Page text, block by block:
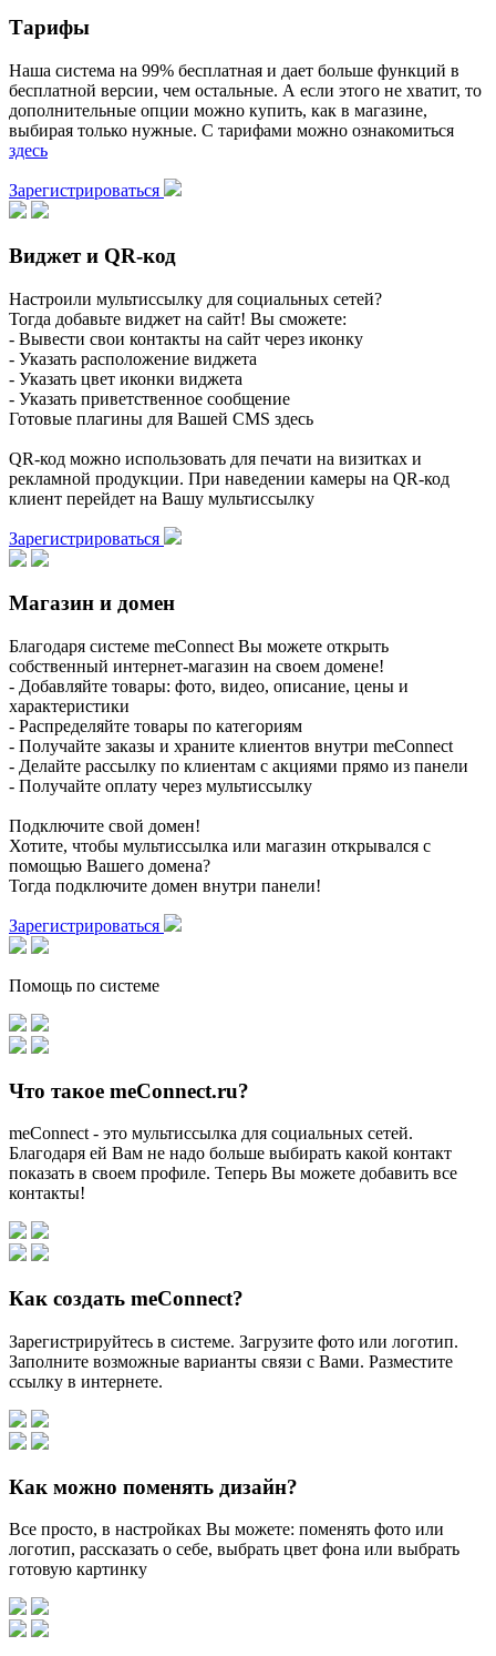
Тарифы
Наша система на 99% бесплатная и дает больше функций в
бесплатной версии, чем остальные. А если этого не хватит, то
дополнительные опции можно купить, как в магазине,
выбирая только нужные. С тарифами можно ознакомиться
здесь
Зарегистрироваться
Виджет и QR-код
Настроили мультиссылку для социальных сетей?
Тогда добавьте виджет на сайт! Вы сможете:
- Вывести свои контакты на сайт через иконку
- Указать расположение виджета
- Указать цвет иконки виджета
- Указать приветственное сообщение
Готовые плагины для Вашей CMS здесь
QR-код можно использовать для печати на визитках и
рекламной продукции. При наведении камеры на QR-код
клиент перейдет на Вашу мультиссылку
Зарегистрироваться
Магазин и домен
Благодаря системе meConnect Вы можете открыть
собственный интернет-магазин на своем домене!
- Добавляйте товары: фото, видео, описание, цены и
характеристики
- Распределяйте товары по категориям
- Получайте заказы и храните клиентов внутри meConnect
- Делайте рассылку по клиентам с акциями прямо из панели
- Получайте оплату через мультиссылку
Подключите свой домен!
Хотите, чтобы мультиссылка или магазин открывался с
помощью Вашего домена?
Тогда подключите домен внутри панели!
Зарегистрироваться
Помощь по системе
Что такое meConnect.ru?
meConnect - это мультиссылка для социальных сетей.
Благодаря ей Вам не надо больше выбирать какой контакт
показать в своем профиле. Теперь Вы можете добавить все
контакты!
Как создать meConnect?
Зарегистрируйтесь в системе. Загрузите фото или логотип.
Заполните возможные варианты связи с Вами. Разместите
ссылку в интернете.
Как можно поменять дизайн?
Все просто, в настройках Вы можете: поменять фото или
логотип, рассказать о себе, выбрать цвет фона или выбрать
готовую картинку